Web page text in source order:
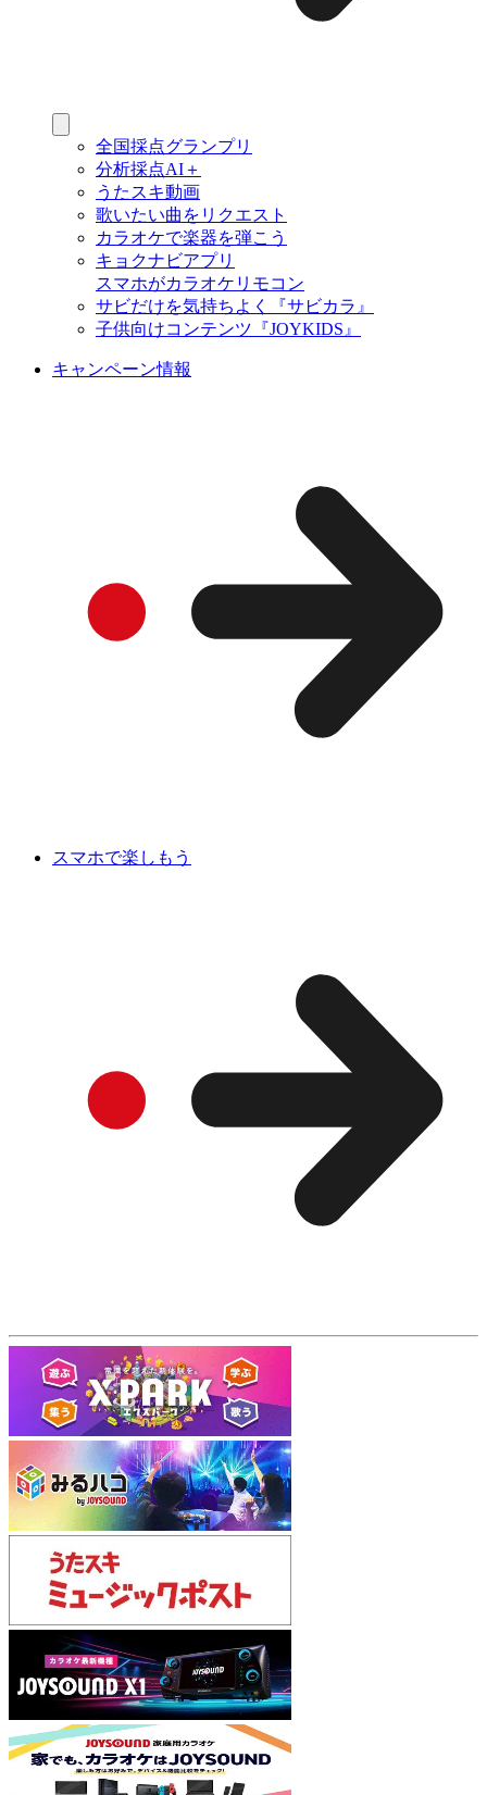
全国採点グランプリ
分析採点AI＋
うたスキ動画
歌いたい曲をリクエスト
カラオケで楽器を弾こう
キョクナビアプリ
スマホがカラオケリモコン
サビだけを気持ちよく『サビカラ』
子供向けコンテンツ『JOYKIDS』
キャンペーン情報
スマホで楽しもう